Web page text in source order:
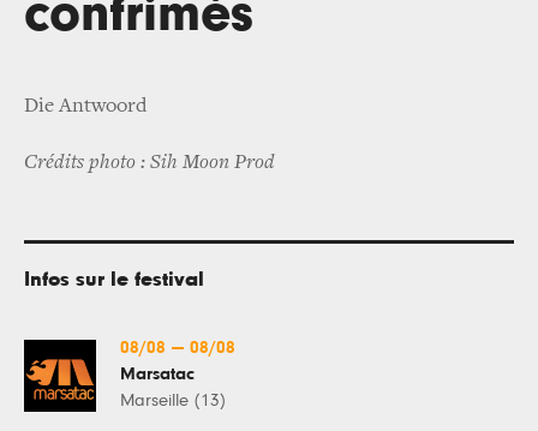
confrimés
Die Antwoord
Crédits photo : Sih Moon Prod
Infos sur le festival
08/08 — 08/08
Marsatac
Marseille (13)